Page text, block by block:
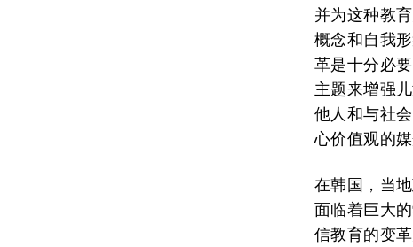
并为这种教
概念和自我
革是十分必
主题来增强
他人和与社
心价值观的媒
在韩国，当
面临着巨大
信教育的变